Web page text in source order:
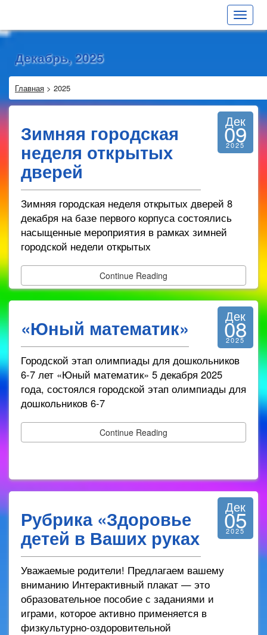
Toggle
Декабрь, 2025
Главная > 2025
Зимняя городская
неделя открытых
дверей
Дек
09
2025
Зимняя городская неделя открытых дверей 8
декабря на базе первого корпуса состоялись
насыщенные мероприятия в рамках зимней
городской недели открытых
Continue Reading
«Юный математик» Дек
08
2025
Городской этап олимпиады для дошкольников
6-7 лет «Юный математик» 5 декабря 2025
года, состоялся городской этап олимпиады для
дошкольников 6-7
Continue Reading
Рубрика «Здоровье
детей в Ваших руках
Дек
05
2025
Уважаемые родители! Предлагаем вашему
вниманию Интерактивный плакат — это
образовательное пособие с заданиями и
играми, которое активно применяется в
физкультурно-оздоровительной